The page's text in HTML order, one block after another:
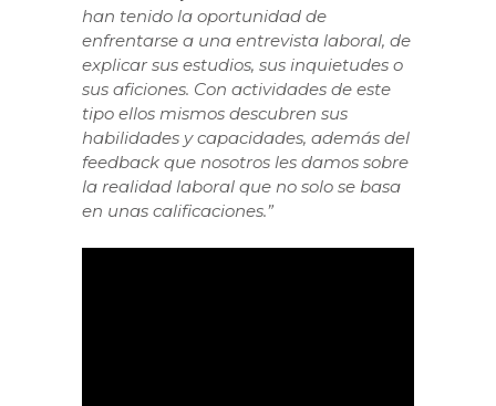
han tenido la oportunidad de
enfrentarse a una entrevista laboral, de
explicar sus estudios, sus inquietudes o
sus aficiones. Con actividades de este
tipo ellos mismos descubren sus
habilidades y capacidades, además del
feedback que nosotros les damos sobre
la realidad laboral que no solo se basa
en unas calificaciones.”